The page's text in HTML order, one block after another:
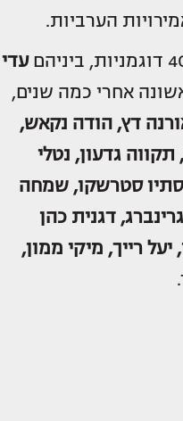
הערביות.
עדי
אחרי כמה שנים,
דץ, הודה נקאש,
תקווה גדעון, נטלי
סתיו סטרשקו, שמחה
דגנית כהן
רייך, מיקי ממון,